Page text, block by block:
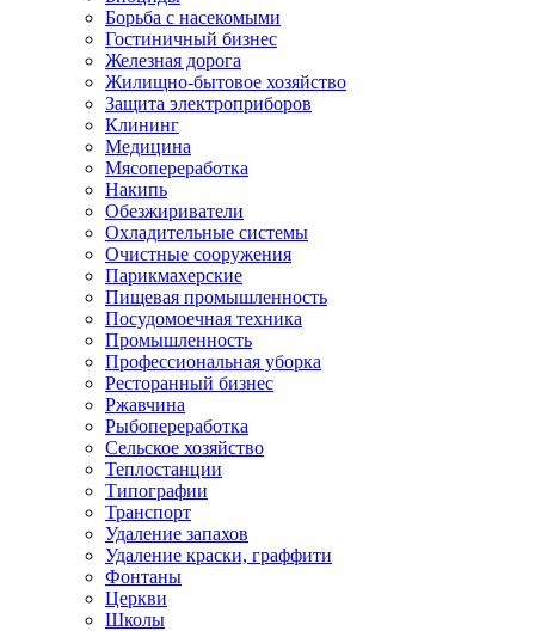
Борьба с насекомыми
Гостиничный бизнес
Железная дорога
Жилищно-бытовое хозяйство
Защита электроприборов
Клининг
Медицина
Мясопереработка
Накипь
Обезжириватели
Охладительные системы
Очистные сооружения
Парикмахерские
Пищевая промышленность
Посудомоечная техника
Промышленность
Профессиональная уборка
Ресторанный бизнес
Ржавчина
Рыбопереработка
Сельское хозяйство
Теплостанции
Типографии
Транспорт
Удаление запахов
Удаление краски, граффити
Фонтаны
Церкви
Школы